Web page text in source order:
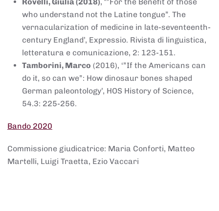
Rovelli, Giulia (2018), ‘”For the Benefit of those
who understand not the Latine tongue”. The
vernacularization of medicine in late-seventeenth-
century England’, Expressio. Rivista di linguistica,
letteratura e comunicazione, 2: 123-151.
Tamborini, Marco (2016), ‘”If the Americans can
do it, so can we”: How dinosaur bones shaped
German paleontology’, HOS History of Science,
54.3: 225-256.
Bando 2020
Commissione giudicatrice: Maria Conforti, Matteo
Martelli, Luigi Traetta, Ezio Vaccari